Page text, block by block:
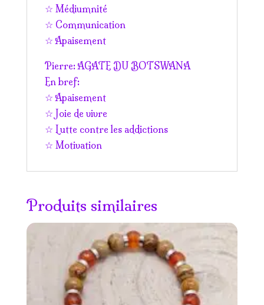
☆ Médiumnité
☆ Communication
☆ Apaisement
Pierre: AGATE DU BOTSWANA
En bref:
☆ Apaisement
☆ Joie de vivre
☆ Lutte contre les addictions
☆ Motivation
Produits similaires